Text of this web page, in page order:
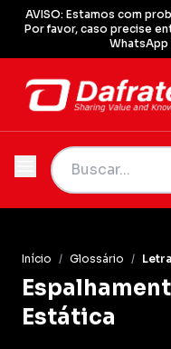
AVISO: Estamos com
Por favor, caso precise
WhatsApp
Início / Glossário /
Estática